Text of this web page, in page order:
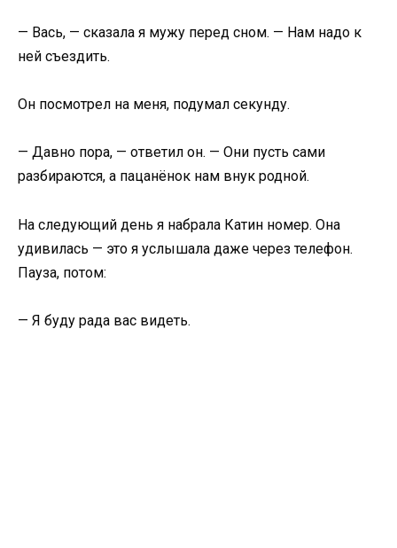
— Вась, — сказала я мужу перед сном. — Нам надо к
ней съездить.
Он посмотрел на меня, подумал секунду.
— Давно пора, — ответил он. — Они пусть сами
разбираются, а пацанёнок нам внук родной.
На следующий день я набрала Катин номер. Она
удивилась — это я услышала даже через телефон.
Пауза, потом:
— Я буду рада вас видеть.